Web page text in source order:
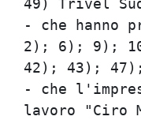
49) Trivel
- che
2); 6); 9);
42);
- che
lavoro